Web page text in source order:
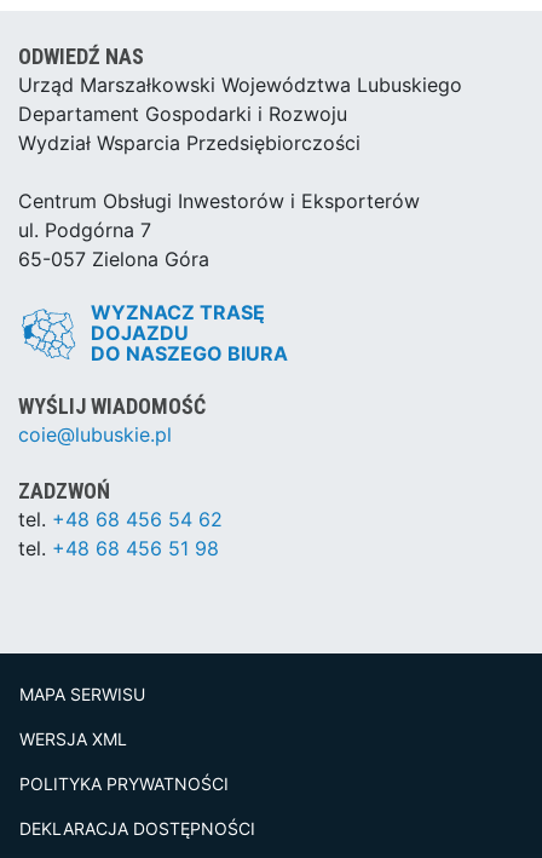
ODWIEDŹ NAS
Urząd Marszałkowski Województwa Lubuskiego
Departament Gospodarki i Rozwoju
Wydział Wsparcia Przedsiębiorczości
Centrum Obsługi Inwestorów i Eksporterów
ul. Podgórna 7
65-057 Zielona Góra
WYZNACZ TRASĘ
DOJAZDU
DO NASZEGO BIURA
WYŚLIJ WIADOMOŚĆ
coie@lubuskie.pl
ZADZWOŃ
tel. +48 68 456 54 62
tel. +48 68 456 51 98
MAPA SERWISU
WERSJA XML
POLITYKA PRYWATNOŚCI
DEKLARACJA DOSTĘPNOŚCI